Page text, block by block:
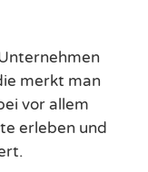
merkt man
vor allem
erleben und